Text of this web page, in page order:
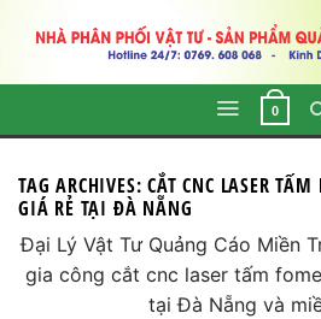
0
TAG ARCHIVES:CẮT CNC LASER
GIÁ RẺ TẠI ĐÀ NẴNG
Đại Lý Vật Tư Quảng Cáo Miền
gia công cắt cnc laser tấm
tại Đà Nẵng và